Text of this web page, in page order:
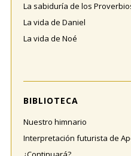
La sabiduría de los
La vida de Daniel
La vida de Noé
BIBLIOTECA
Nuestro himnario
Interpretación futurista de